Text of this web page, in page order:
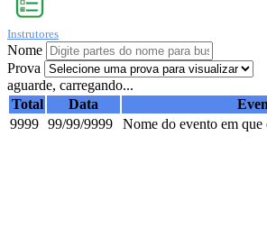
Instrutores
Nome
Prova
aguarde, carregando...
Total
Data
9999 99/99/9999 Nome do evento em que